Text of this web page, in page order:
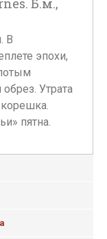
Б.м.,
В
эпохи,
Утрата
пятна.